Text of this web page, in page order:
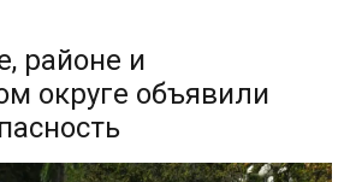
районе и
округе объявили